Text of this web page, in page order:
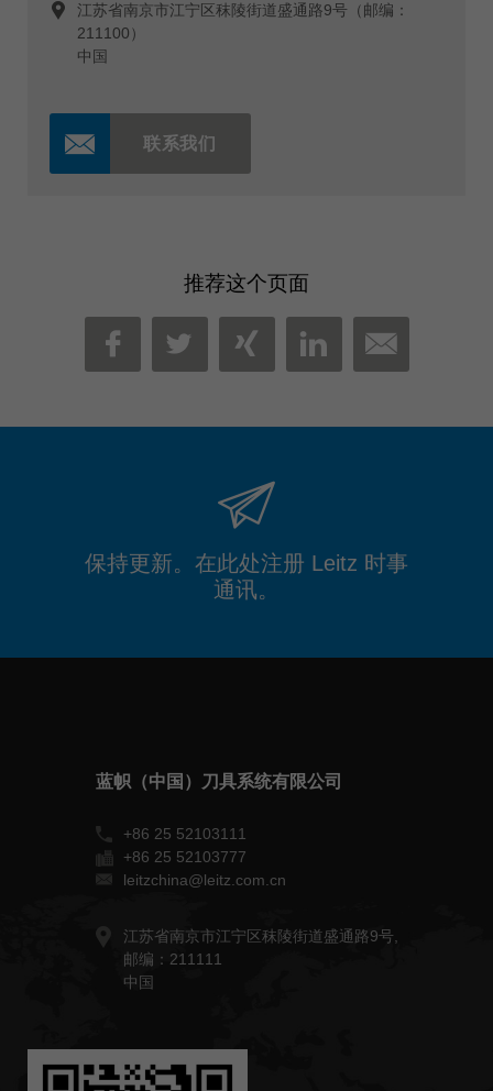
江苏省南京市江宁区秣陵街道盛通路9号（邮编：
211100）
中国
联系我们
推荐这个页面
FACEBOOK
TWITTER
XINGLINKEDIN
MAIL
保持更新。在此处注册 Leitz 时事
通讯。
蓝帜（中国）刀具系统有限公司
+86 25 52103111
+86 25 52103777
leitzchina@leitz.com.cn
江苏省南京市江宁区秣陵街道盛通路9号,
邮编：211111
中国